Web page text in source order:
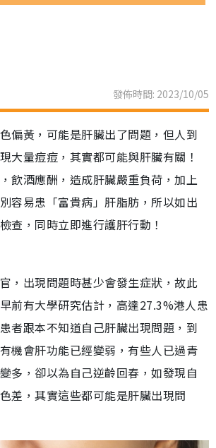
發佈時間: 2023/10/05
偏黃，可能是肝臟出了問題，但人到
大量痘痘，其實都可能與肝臟有關！
飲酒應酬，造成肝臟嚴重負荷，加上
容易患「富貴病」肝脂肪，所以如出
查，同時立即進行護肝行動！
，出現問題時甚少會發生症狀，故此
前有大學研究估計，高達27.3%港人患
者跟本不知道自己肝臟出現問題，到
機會肝功能已經變弱，有些人已過青
多，卻以為自己逆齡回春，如發現自
差，其實這些都可能是肝臟出現問